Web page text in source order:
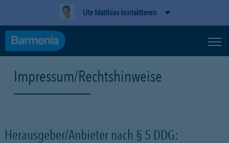
Ute Matthies kontaktieren
Impressum/Rechtshinweise
Herausgeber/Anbieter nach § 5 DDG: